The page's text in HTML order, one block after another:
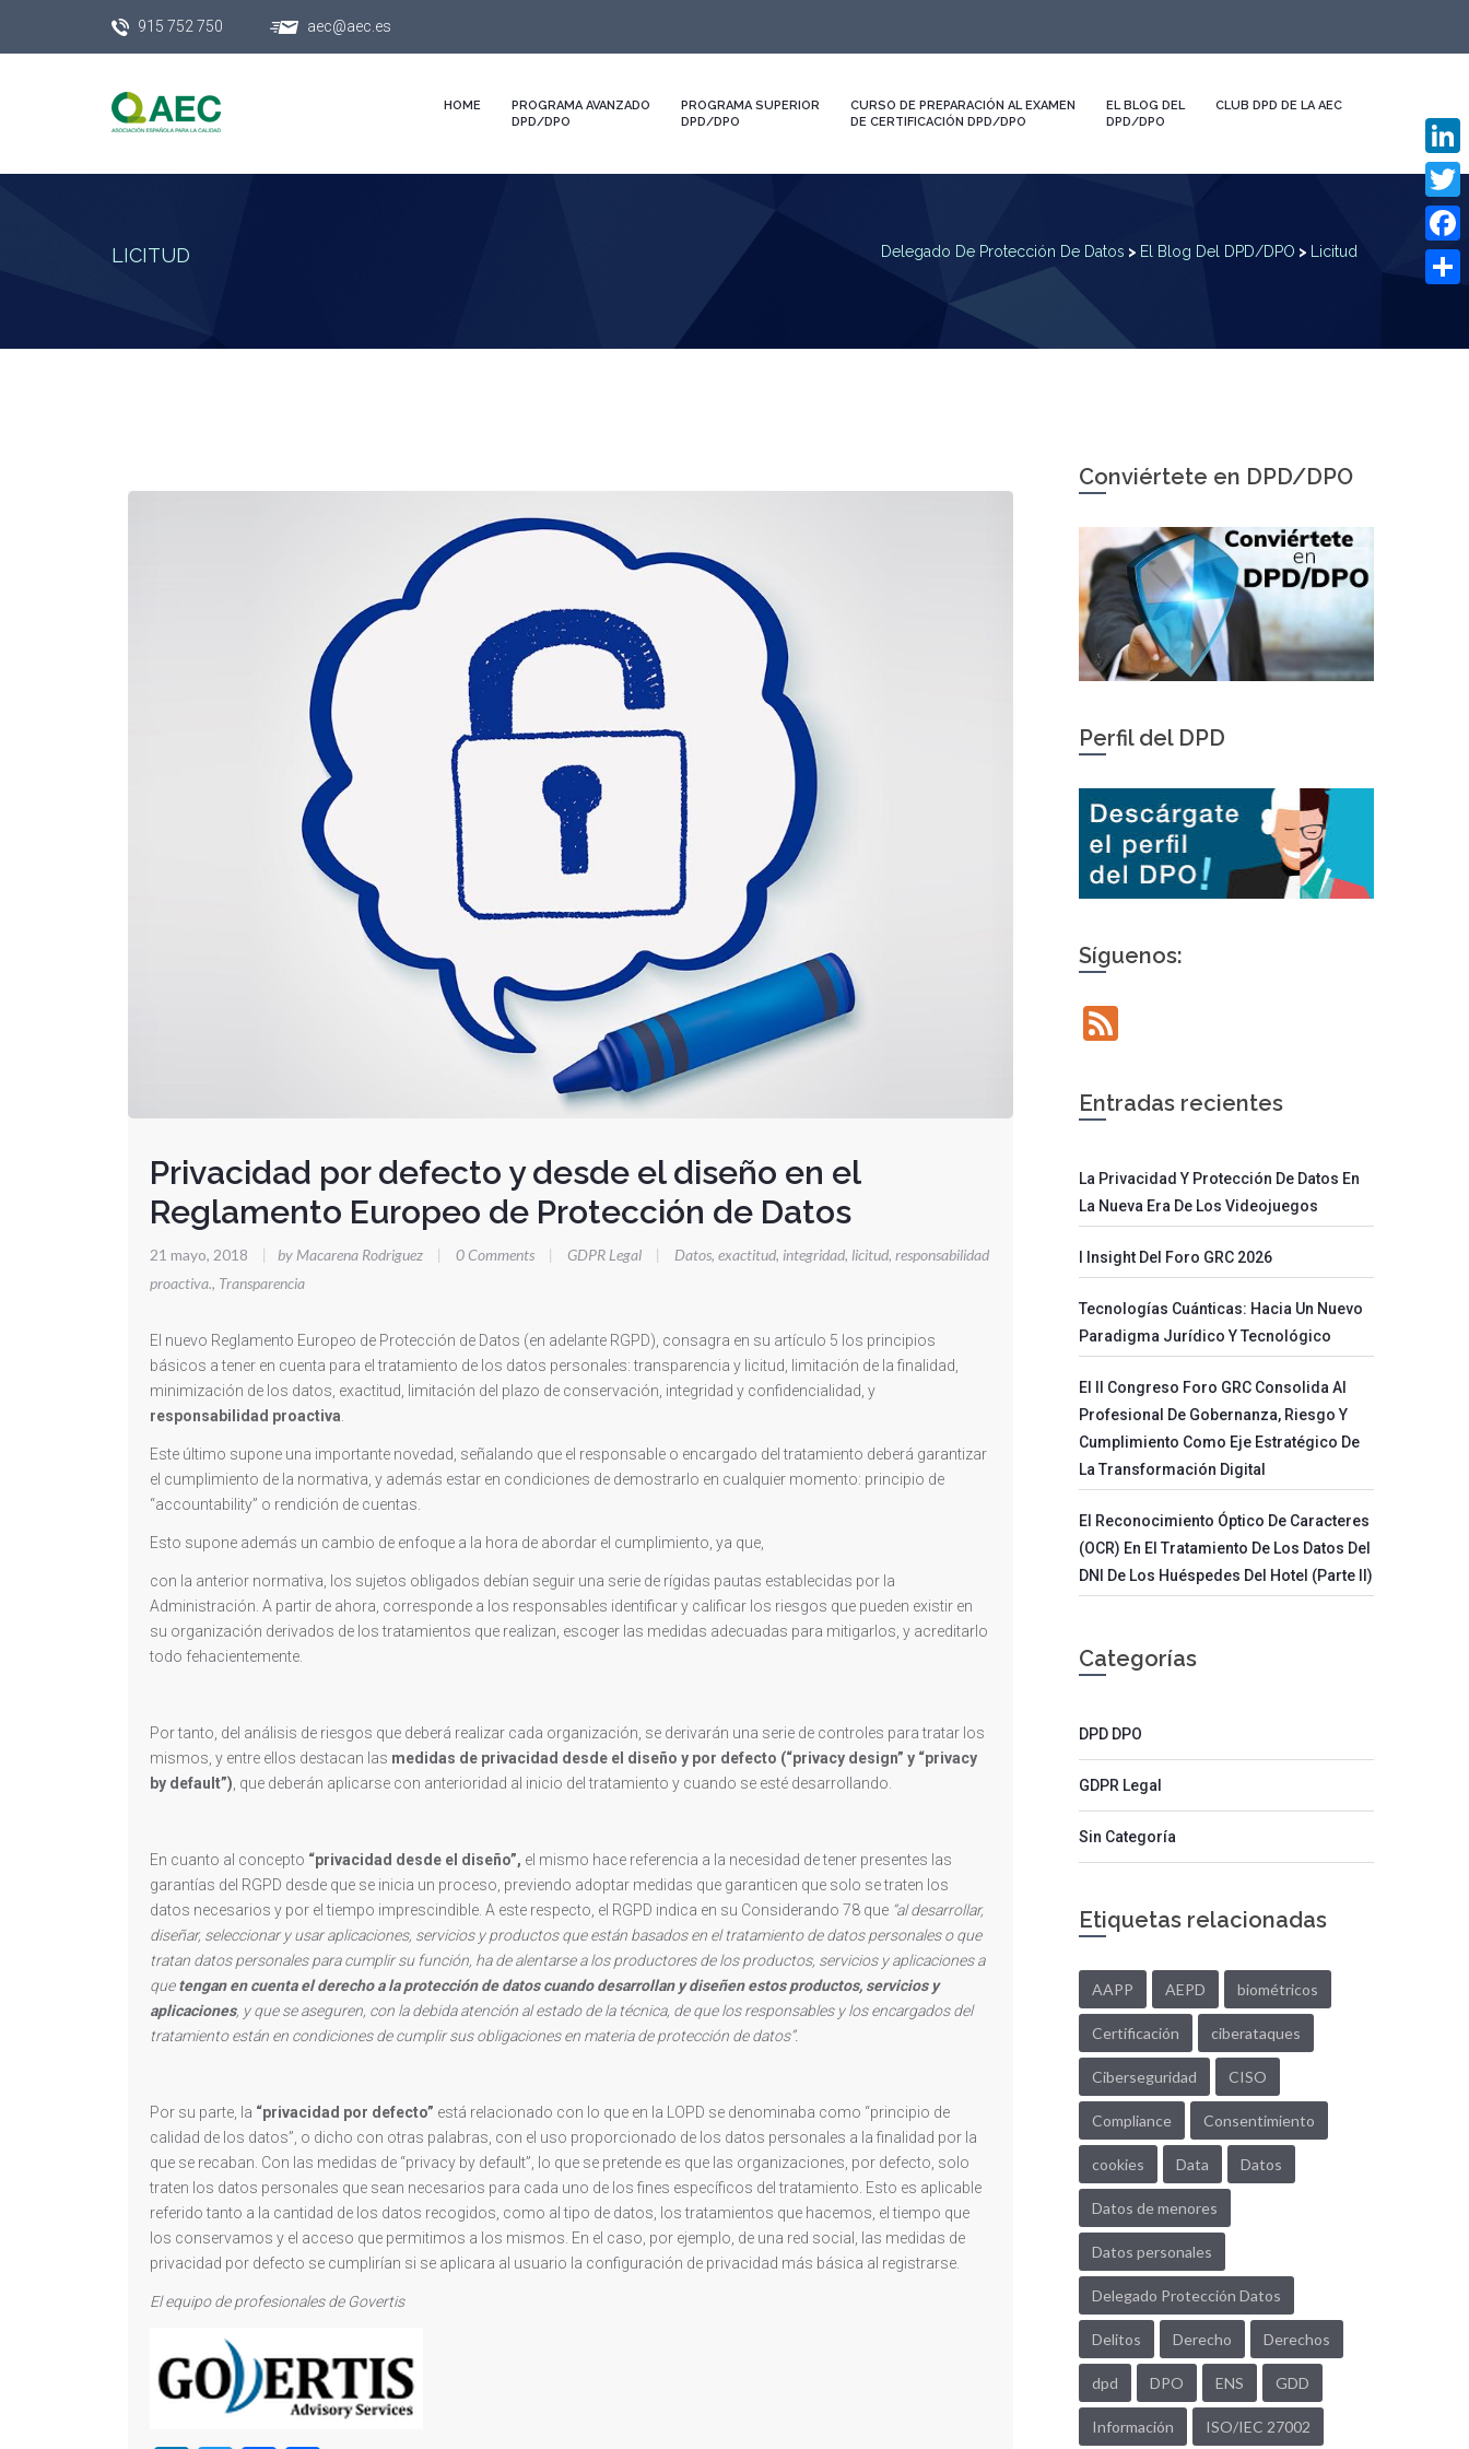
915 752 750 aec@aec.es
HOME
PROGRAMA AVANZADO
DPD/DPO
PROGRAMA SUPERIOR
DPD/DPO
CURSO DE PREPARACIÓN AL EXAMEN
DE CERTIFICACIÓN DPD/DPO
EL BLOG DEL
DPD/DPO
CLUB DPD DE LA AEC
LICITUD Delegado De Protección De Datos > El Blog Del DPD/DPO > Licitud
Privacidad por defecto y desde el diseño en el
Reglamento Europeo de Protección de Datos
21 mayo, 2018 | by Macarena Rodriguez | 0 Comments | GDPR Legal | Datos, exactitud, integridad, licitud, responsabilidad
proactiva., Transparencia
El nuevo Reglamento Europeo de Protección de Datos (en adelante RGPD), consagra en su artículo 5 los principios
básicos a tener en cuenta para el tratamiento de los datos personales: transparencia y licitud, limitación de la finalidad,
minimización de los datos, exactitud, limitación del plazo de conservación, integridad y confidencialidad, y
responsabilidad proactiva
Este último supone una importante novedad, señalando que el responsable o encargado del tratamiento deberá garantizar
el cumplimiento de la normativa, y además estar en condiciones de demostrarlo en cualquier momento: principio de
“accountability” o rendición de cuentas.
Esto supone además un cambio de enfoque a la hora de abordar el cumplimiento, ya que,
con la anterior normativa, los sujetos obligados debían seguir una serie de rígidas pautas establecidas por la
Administración. A partir de ahora, corresponde a los responsables identificar y calificar los riesgos que pueden existir en
su organización derivados de los tratamientos que realizan, escoger las medidas adecuadas para mitigarlos, y acreditarlo
todo fehacientemente.
Por tanto, del análisis de riesgos que deberá realizar cada organización, se derivarán una serie de controles para tratar los
mismos, y entre ellos destacan las medidas de privacidad desde el diseño y por defecto (“privacy design” y “privacy
by default”) , que deberán aplicarse con anterioridad al inicio del tratamiento y cuando se esté desarrollando.
En cuanto al concepto “privacidad desde el diseño”, el mismo hace referencia a la necesidad de tener presentes las
garantías del RGPD desde que se inicia un proceso, previendo adoptar medidas que garanticen que solo se traten los
datos necesarios y por el tiempo imprescindible. A este respecto, el RGPD indica en su Considerando 78 que “al desarrollar,
diseñar, seleccionar y usar aplicaciones, servicios y productos que están basados en el tratamiento de datos personales o que
tratan datos personales para cumplir su función, ha de alentarse a los productores de los productos, servicios y aplicaciones a
quetengan en cuenta el derecho a la protección de datos cuando desarrollan y diseñen estos productos, servicios y
aplicaciones, y que se aseguren, con la debida atención al estado de la técnica, de que los responsables y los encargados del
tratamiento están en condiciones de cumplir sus obligaciones en materia de protección de datos”.
Por su parte, la “privacidad por defecto” está relacionado con lo que en la LOPD se denominaba como “principio de
calidad de los datos”, o dicho con otras palabras, con el uso proporcionado de los datos personales a la finalidad por la
que se recaban. Con las medidas de “privacy by default”, lo que se pretende es que las organizaciones, por defecto, solo
traten los datos personales que sean necesarios para cada uno de los fines específicos del tratamiento. Esto es aplicable
referido tanto a la cantidad de los datos recogidos, como al tipo de datos, los tratamientos que hacemos, el tiempo que
los conservamos y el acceso que permitimos a los mismos. En el caso, por ejemplo, de una red social, las medidas de
privacidad por defecto se cumplirían si se aplicara al usuario la configuración de privacidad más básica al registrarse.
El equipo de profesionales de Govertis
Conviértete en DPD/DPO
Perfil del DPD
Síguenos:
Entradas recientes
La Privacidad Y Protección De Datos En
La Nueva Era De Los Videojuegos
I Insight Del Foro GRC 2026
Tecnologías Cuánticas: Hacia Un Nuevo
Paradigma Jurídico Y Tecnológico
El II Congreso Foro GRC Consolida Al
Profesional De Gobernanza, Riesgo Y
Cumplimiento Como Eje Estratégico De
La Transformación Digital
El Reconocimiento Óptico De Caracteres
(OCR) En El Tratamiento De Los Datos Del
DNI De Los Huéspedes Del Hotel (parte II)
Categorías
DPD DPO
GDPR Legal
Sin Categoría
Etiquetas relacionadas
AAPP AEPD biométricos
Certificación ciberataques
Ciberseguridad CISO
Compliance Consentimiento
cookies Data Datos
Datos de menores
Datos personales
Delegado Protección Datos
Delitos Derecho Derechos
dpd DPO ENS GDD
Información ISO/IEC 27002